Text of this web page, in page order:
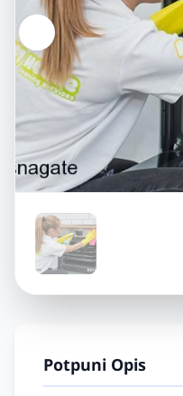
Potpuni Opis